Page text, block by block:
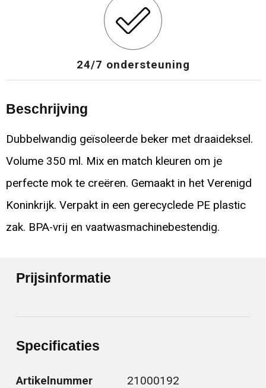
24/7 ondersteuning
Beschrijving
Dubbelwandig geïsoleerde beker met draaideksel.
Volume 350 ml. Mix en match kleuren om je
perfecte mok te creëren. Gemaakt in het Verenigd
Koninkrijk. Verpakt in een gerecyclede PE plastic
zak. BPA-vrij en vaatwasmachinebestendig.
Prijsinformatie
Specificaties
Artikelnummer 21000192